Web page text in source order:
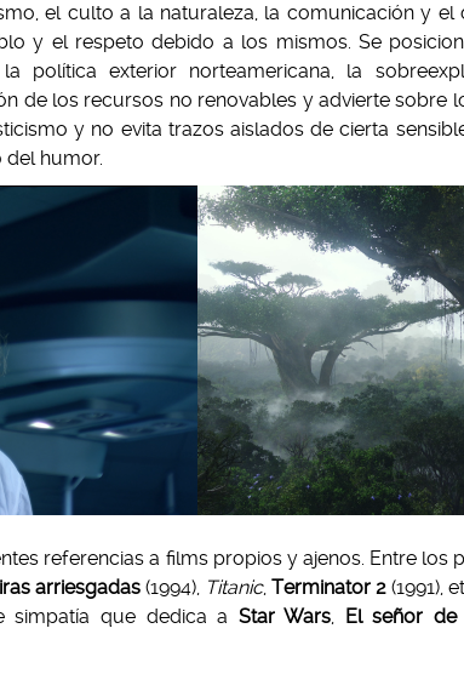
el culto a la naturaleza, la comunicación y
y el respeto debido a los mismos. Se
política exterior norteamericana, la
de los recursos no renovables y advierte sobre
y no evita trazos aislados de cierta
del humor.
referencias a films propios y ajenos. Entre los
arriesgadas (1994), Titanic,Terminator 2 (1991),
simpatía que dedica a Star Wars, El señor de